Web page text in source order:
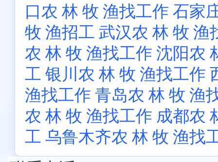
口农 林 牧 渔找工作 石家
牧 渔招工 武汉农 林 牧 渔
农 林 牧 渔找工作 沈阳农
工 银川农 林 牧 渔找工作
渔找工作 青岛农 林 牧 渔
农 林 牧 渔找工作 成都农
工 乌鲁木齐农 林 牧 渔找